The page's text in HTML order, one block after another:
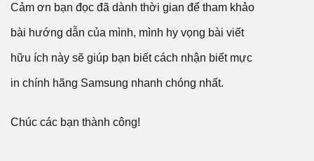
Cảm ơn bạn đọc đã dành thời gian để tham khảo
bài hướng dẫn của mình, mình hy vọng bài viết
hữu ích này sẽ giúp bạn biết cách nhận biết mực
in chính hãng Samsung nhanh chóng nhất.
Chúc các bạn thành công!